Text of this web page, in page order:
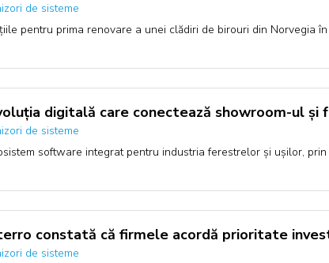
de sisteme
pentru prima renovare a unei clădiri de birouri din Norvegia
digitală care conectează showroom-ul și
de sisteme
software integrat pentru industria ferestrelor și ușilor,
constată că firmele acordă prioritate
de sisteme